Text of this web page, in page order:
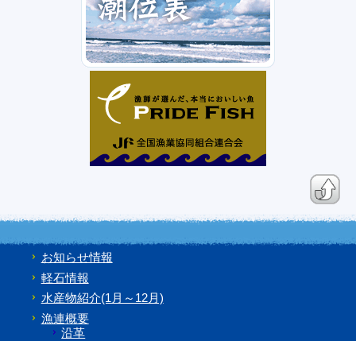
お知らせ情報
軽石情報
水産物紹介(1月～12月)
漁連概要
沿革